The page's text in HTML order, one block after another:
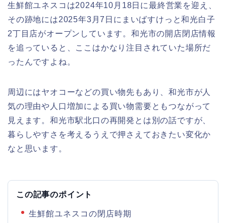
生鮮館ユネスコは2024年10月18日に最終営業を迎え、
その跡地には2025年3月7日にまいばすけっと和光白子
2丁目店がオープンしています。和光市の開店閉店情報
を追っていると、ここはかなり注目されていた場所だ
ったんですよね。
周辺にはヤオコーなどの買い物先もあり、和光市が人
気の理由や人口増加による買い物需要ともつながって
見えます。和光市駅北口の再開発とは別の話ですが、
暮らしやすさを考えるうえで押さえておきたい変化か
なと思います。
この記事のポイント
生鮮館ユネスコの閉店時期